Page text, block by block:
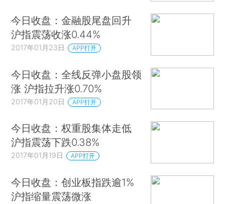
今日收盘：金融股尾盘回升
沪指震荡收涨0.44%
2017年01月23日 APP打开
今日收盘：全线反弹小盘股领
涨 沪指拉升涨0.70%
2017年01月20日 APP打开
今日收盘：权重股集体走低
沪指震荡下跌0.38%
2017年01月19日 APP打开
今日收盘：创业板指跌逾1%
沪指缩量震荡微涨